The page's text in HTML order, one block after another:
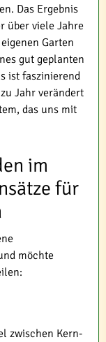
Das Ergebnis
über viele Jahre
Garten
gut geplanten
ist faszinierend
Jahr verändert
das uns mit
im
für
möchte
zwischen Kern-